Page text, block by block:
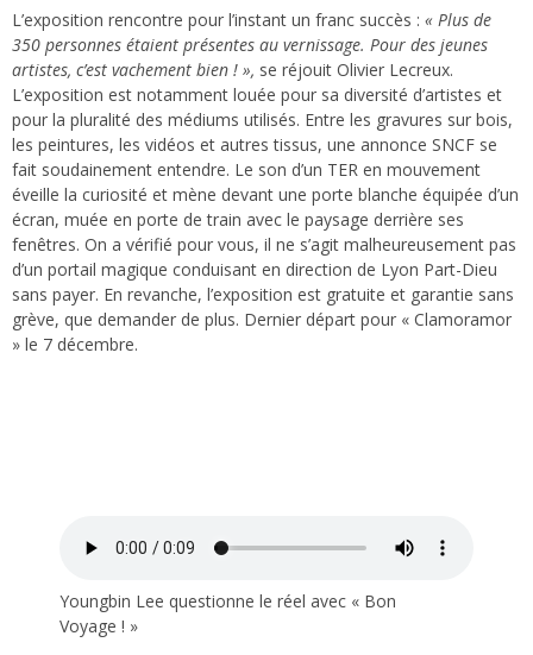
L’exposition rencontre pour l’instant un franc succès : « Plus de
350 personnes étaient présentes au vernissage. Pour des jeunes
artistes, c’est vachement bien ! », se réjouit Olivier Lecreux.
L’exposition est notamment louée pour sa diversité d’artistes et
pour la pluralité des médiums utilisés. Entre les gravures sur bois,
les peintures, les vidéos et autres tissus, une annonce SNCF se
fait soudainement entendre. Le son d’un TER en mouvement
éveille la curiosité et mène devant une porte blanche équipée d’un
écran, muée en porte de train avec le paysage derrière ses
fenêtres. On a vérifié pour vous, il ne s’agit malheureusement pas
d’un portail magique conduisant en direction de Lyon Part-Dieu
sans payer. En revanche, l’exposition est gratuite et garantie sans
grève, que demander de plus. Dernier départ pour « Clamoramor
» le 7 décembre.
Youngbin Lee questionne le réel avec « Bon
Voyage ! »